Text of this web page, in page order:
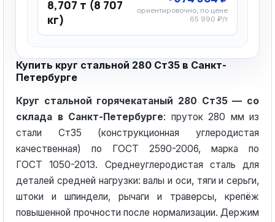
8,707 т (8 707
кг)
ориентировочно, по цене
65 990 ₽/т
Купить круг стальной 280 Ст35 в Санкт-
Петербурге
Круг стальной горячекатаный 280 Ст35 — со
склада в Санкт-Петербурге: пруток 280 мм из
стали Ст35 (конструкционная углеродистая
качественная) по ГОСТ 2590-2006, марка по
ГОСТ 1050-2013. Среднеуглеродистая сталь для
деталей средней нагрузки: валы и оси, тяги и серьги,
штоки и шпиндели, рычаги и траверсы, крепёж
повышенной прочности после нормализации. Держим